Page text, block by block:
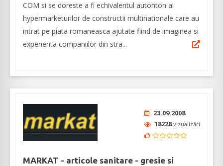
COM si se doreste a fi echivalentul autohton al
hypermarketurilor de constructii multinationale care au
intrat pe piata romaneasca ajutate fiind de imaginea si
experienta companiilor din stra...
23.09.2008
18228vizualizări
MARKAT - articole sanitare - gresie si